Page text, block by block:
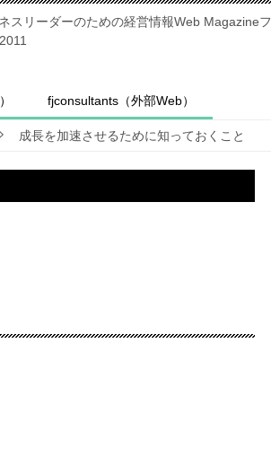
スリーダーのための経営情報Web Magazineフ
fjconsultants（外部Web）
成長を加速させるために知っておくこと